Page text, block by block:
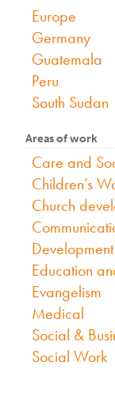
Areas of work